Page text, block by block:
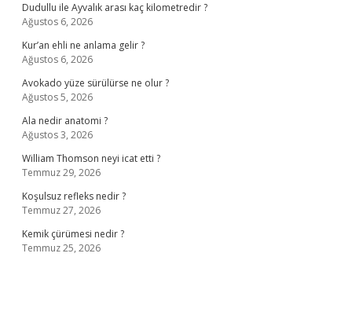
Dudullu ile Ayvalık arası kaç kilometredir ?
Ağustos 6, 2026
Kur’an ehli ne anlama gelir ?
Ağustos 6, 2026
Avokado yüze sürülürse ne olur ?
Ağustos 5, 2026
Ala nedir anatomi ?
Ağustos 3, 2026
William Thomson neyi icat etti ?
Temmuz 29, 2026
Koşulsuz refleks nedir ?
Temmuz 27, 2026
Kemik çürümesi nedir ?
Temmuz 25, 2026